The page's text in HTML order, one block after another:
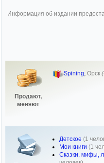
Информация об издании
Продают,
меняют
Spining, Орск
Детское (1
Мои книги (1
Сказки, мифы,